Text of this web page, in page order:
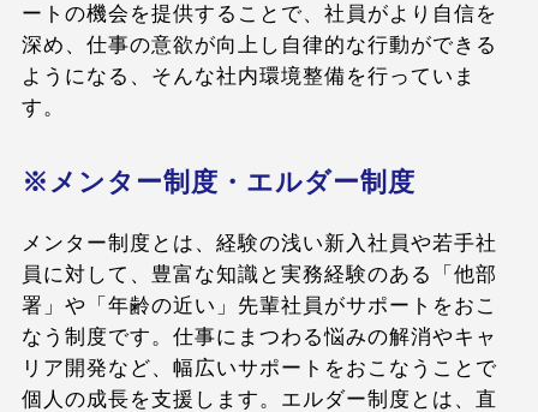
ートの機会を提供することで、社員がより自信を
深め、仕事の意欲が向上し自律的な行動ができる
ようになる、そんな社内環境整備を行っていま
す。
※メンター制度・エルダー制度
メンター制度とは、経験の浅い新入社員や若手社
員に対して、豊富な知識と実務経験のある「他部
署」や「年齢の近い」先輩社員がサポートをおこ
なう制度です。仕事にまつわる悩みの解消やキャ
リア開発など、幅広いサポートをおこなうことで
個人の成長を支援します。エルダー制度とは、直